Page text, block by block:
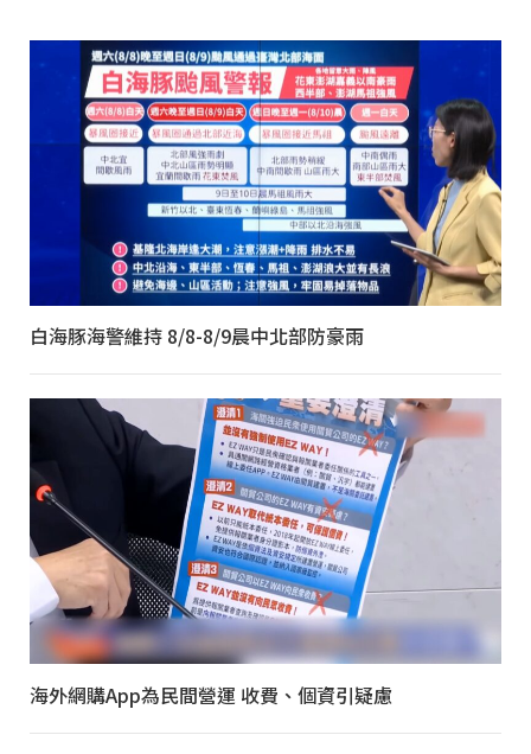
白海豚海警維持 8/8-8/9晨中北部防豪雨
海外網購App為民間營運 收費、個資引疑慮